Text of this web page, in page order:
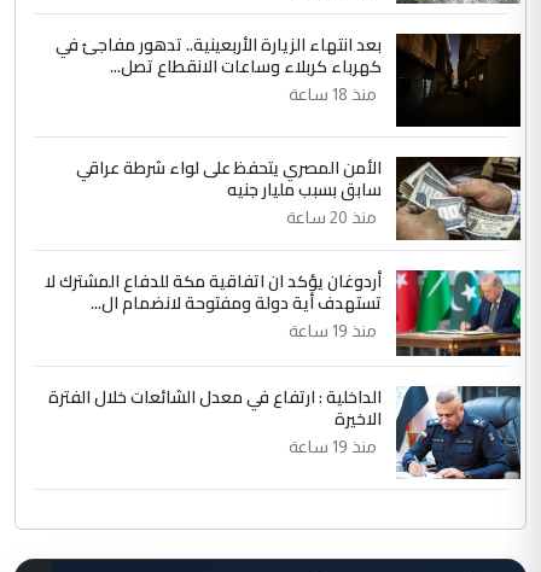
بعد انتهاء الزيارة الأربعينية.. تدهور مفاجئ في
كهرباء كربلاء وساعات الانقطاع تصل...
منذ 18 ساعة
الأمن المصري يتحفظ على لواء شرطة عراقي
سابق بسبب مليار جنيه
منذ 20 ساعة
أردوغان يؤكد ان اتفاقية مكة للدفاع المشترك لا
تستهدف أية دولة ومفتوحة لانضمام ال...
منذ 19 ساعة
الداخلية : ارتفاع في معدل الشائعات خلال الفترة
الاخيرة
منذ 19 ساعة